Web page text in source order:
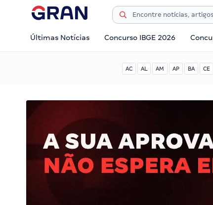
Últimas Notícias Concurso IBGE 2026
AC AL AM AP BA CE